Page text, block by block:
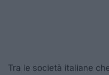
Tra le società italiane